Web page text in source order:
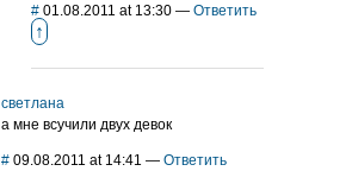
# 01.08.2011 at 13:30 — Ответить
↑
светлана
а мне всучили двух девок
# 09.08.2011 at 14:41 — Ответить